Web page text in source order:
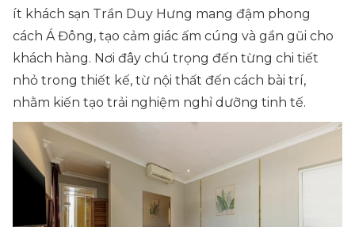
ít khách sạn Trần Duy Hưng mang đậm phong
cách Á Đông, tạo cảm giác ấm cúng và gần gũi cho
khách hàng. Nơi đây chú trọng đến từng chi tiết
nhỏ trong thiết kế, từ nội thất đến cách bài trí,
nhằm kiến tạo trải nghiệm nghỉ dưỡng tinh tế.